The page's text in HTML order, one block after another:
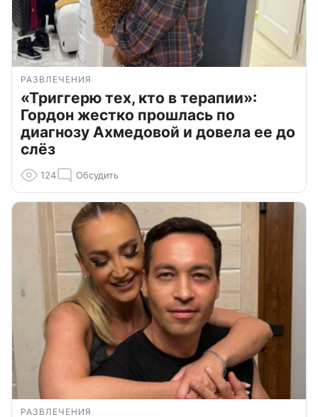
РАЗВЛЕЧЕНИЯ
«Триггерю тех, кто в терапии»:
Гордон жестко прошлась по
диагнозу Ахмедовой и довела ее до
слёз
124 Обсудить
РАЗВЛЕЧЕНИЯ